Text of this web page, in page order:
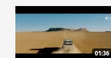
01:36